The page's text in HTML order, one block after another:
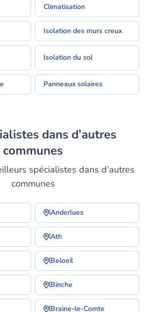
Climatisation
Isolation des murs creux
Isolation du sol
Panneaux solaires
communes
spécialistes dans d’autres
communes
Anderlues
Ath
Beloeil
Binche
Braine-le-Comte